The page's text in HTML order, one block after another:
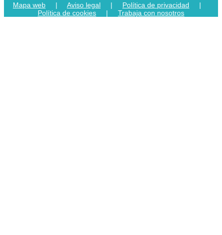
Mapa web | Aviso legal | Política de privacidad |
Política de cookies | Trabaja con nosotros